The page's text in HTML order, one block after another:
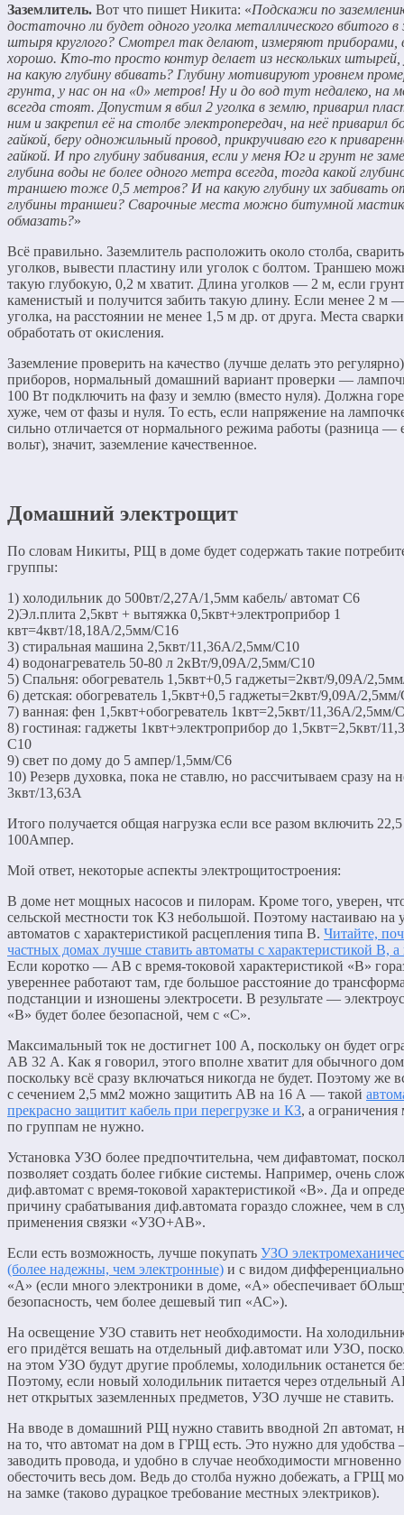
Заземлитель. Вот что пишет Никита: «Подскажи по
достаточно ли будет одного уголка металлического вбитого в
штыря круглого? Смотрел так делают, измеряют приборами,
хорошо. Кто-то просто контур делает из нескольких штырей,
на какую глубину вбивать? Глубину мотивируют уровнем
грунта, у нас он на «0» метров! Ну и до вод тут недалеко, на
всегда стоят. Допустим я вбил 2 уголка в землю, приварил
ним и закрепил её на столбе электропередач, на неё приварил
гайкой, беру одножильный провод, прикручиваю его к
гайкой. И про глубину забивания, если у меня Юг и грунт не
глубина воды не более одного метра всегда, тогда какой
траншею тоже 0,5 метров? И на какую глубину их забивать
глубины траншеи? Сварочные места можно битумной
обмазать?»
Всё правильно. Заземлитель расположить около столба,
уголков, вывести пластину или уголок с болтом. Траншею
такую глубокую, 0,2 м хватит. Длина уголков — 2 м, если
каменистый и получится забить такую длину. Если менее 2 м
уголка, на расстоянии не менее 1,5 м др. от друга. Места сварки
обработать от окисления.
Заземление проверить на качество (лучше делать это
приборов, нормальный домашний вариант проверки —
100 Вт подключить на фазу и землю (вместо нуля). Должна
хуже, чем от фазы и нуля. То есть, если напряжение на
сильно отличается от нормального режима работы (разница
вольт), значит, заземление качественное.
Домашний электрощит
По словам Никиты, РЩ в доме будет содержать такие
группы:
1) холодильник до 500вт/2,27А/1,5мм кабель/ автомат С6
2)Эл.плита 2,5квт + вытяжка 0,5квт+электроприбор 1
квт=4квт/18,18А/2,5мм/С16
3) стиральная машина 2,5квт/11,36А/2,5мм/С10
4) водонагреватель 50-80 л 2кВт/9,09А/2,5мм/С10
5) Спальня: обогреватель 1,5квт+0,5 гаджеты=2квт/9,09А/
6) детская: обогреватель 1,5квт+0,5 гаджеты=2квт/9,09А/
7) ванная: фен 1,5квт+обогреватель 1квт=2,5квт/11,36А/2,5мм/
8) гостиная: гаджеты 1квт+электроприбор до 1,5квт=2,5квт/
С10
9) свет по дому до 5 ампер/1,5мм/С6
10) Резерв духовка, пока не ставлю, но рассчитываем сразу на
3квт/13,63А
Итого получается общая нагрузка если все разом включить
100Ампер.
Мой ответ, некоторые аспекты электрощитостроения:
В доме нет мощных насосов и пилорам. Кроме того, уверен,
сельской местности ток КЗ небольшой. Поэтому настаиваю на
автоматов с характеристикой расцепления типа В. Читайте,
частных домах лучше ставить автоматы с характеристикой В,
Если коротко — АВ с время-токовой характеристикой «В»
увереннее работают там, где большое расстояние до
подстанции и изношены электросети. В результате —
«В» будет более безопасной, чем с «С».
Максимальный ток не достигнет 100 А, поскольку он будет
АВ 32 А. Как я говорил, этого вполне хватит для обычного
поскольку всё сразу включаться никогда не будет. Поэтому же
с сечением 2,5 мм2 можно защитить АВ на 16 А — такой
прекрасно защитит кабель при перегрузке и КЗ, а
по группам не нужно.
Установка УЗО более предпочтительна, чем дифавтомат,
позволяет создать более гибкие системы. Например, очень
диф.автомат с время-токовой характеристикой «В». Да и
причину срабатывания диф.автомата гораздо сложнее, чем в
применения связки «УЗО+АВ».
Если есть возможность, лучше покупать УЗО
(более надежны, чем электронные) и с видом
«А» (если много электроники в доме, «А» обеспечивает
безопасность, чем более дешевый тип «АС»).
На освещение УЗО ставить нет необходимости. На
его придётся вешать на отдельный диф.автомат или УЗО,
на этом УЗО будут другие проблемы, холодильник останется
Поэтому, если новый холодильник питается через отдельный
нет открытых заземленных предметов, УЗО лучше не ставить.
На вводе в домашний РЩ нужно ставить вводной 2п автомат,
на то, что автомат на дом в ГРЩ есть. Это нужно для
заводить провода, и удобно в случае необходимости мгновенно
обесточить весь дом. Ведь до столба нужно добежать, а ГРЩ
на замке (таково дурацкое требование местных электриков).